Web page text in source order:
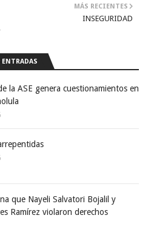
MÁS RECIENTES
INSEGURIDAD
la ASE genera cuestionamientos en
que Nayeli Salvatori Bojalil y
Ramírez violaron derechos